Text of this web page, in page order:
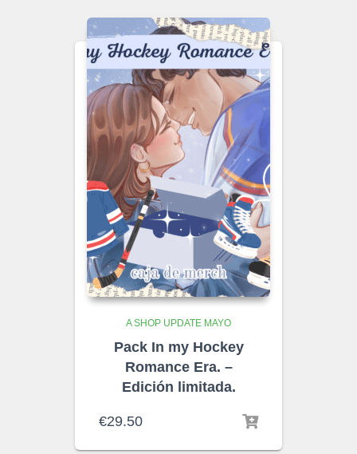
€3.95
hasta
€9.50
A SHOP UPDATE MAYO
Pack In my Hockey
Romance Era. –
Edición limitada.
€29.50